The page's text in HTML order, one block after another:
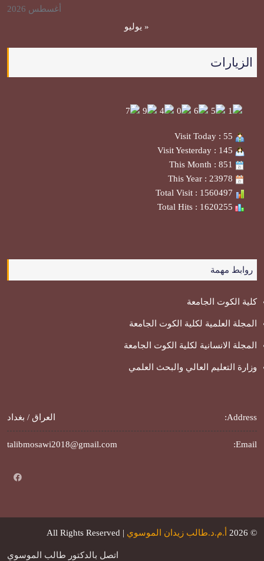
أغسطس 2026
« يوليو
الزيارات
روابط مهمة
كلية الكوت الجامعة
المجلة العلمية لكلية الكوت الجامعة
المجلة الانسانية لكلية الكوت الجامعة
وزارة التعليم العالي والبحث العلمي
Address: العراق / بغداد
Email:
talibmosawi2018@gmail.com
© 2026 أ.م.د.طالب زيدان الموسوي | All Rights Reserved
اتصل بالدكتور طالب الموسوي